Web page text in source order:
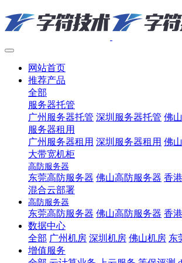
网站首页
推荐产品
全部
服务器托管
广州服务器托管 深圳服务器托管 佛
服务器租用
广州服务器租用 深圳服务器租用 佛
大带宽机柜
高防服务器
东莞高防服务器 佛山高防服务器 香
混合云部署
高防服务器
东莞高防服务器 佛山高防服务器 香
数据中心
全部 广州机房 深圳机房 佛山机房 东
增值服务